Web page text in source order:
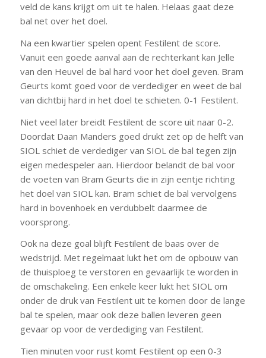
veld de kans krijgt om uit te halen. Helaas gaat deze
bal net over het doel.
Na een kwartier spelen opent Festilent de score.
Vanuit een goede aanval aan de rechterkant kan Jelle
van den Heuvel de bal hard voor het doel geven. Bram
Geurts komt goed voor de verdediger en weet de bal
van dichtbij hard in het doel te schieten. 0-1 Festilent.
Niet veel later breidt Festilent de score uit naar 0-2.
Doordat Daan Manders goed drukt zet op de helft van
SIOL schiet de verdediger van SIOL de bal tegen zijn
eigen medespeler aan. Hierdoor belandt de bal voor
de voeten van Bram Geurts die in zijn eentje richting
het doel van SIOL kan. Bram schiet de bal vervolgens
hard in bovenhoek en verdubbelt daarmee de
voorsprong.
Ook na deze goal blijft Festilent de baas over de
wedstrijd. Met regelmaat lukt het om de opbouw van
de thuisploeg te verstoren en gevaarlijk te worden in
de omschakeling. Een enkele keer lukt het SIOL om
onder de druk van Festilent uit te komen door de lange
bal te spelen, maar ook deze ballen leveren geen
gevaar op voor de verdediging van Festilent.
Tien minuten voor rust komt Festilent op een 0-3